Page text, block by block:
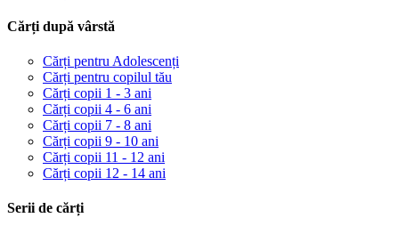
Cărți după vârstă
Cărți pentru Adolescenți
Cărți pentru copilul tău
Cărți copii 1 - 3 ani
Cărți copii 4 - 6 ani
Cărți copii 7 - 8 ani
Cărți copii 9 - 10 ani
Cărți copii 11 - 12 ani
Cărți copii 12 - 14 ani
Serii de cărți